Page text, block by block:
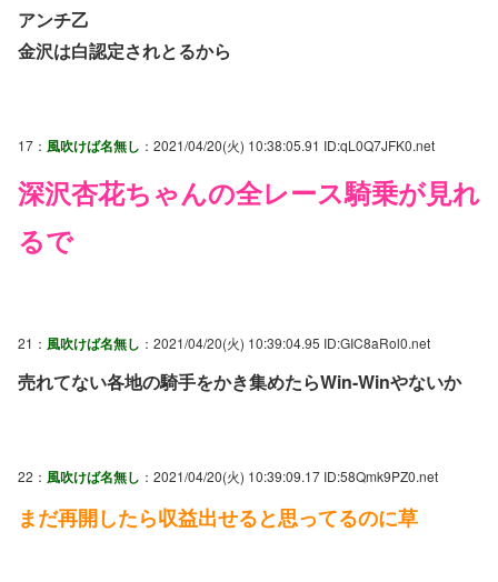
アンチ乙
金沢は白認定されとるから
17： 風吹けば名無し ：2021/04/20(火) 10:38:05.91 ID:qL0Q7JFK0.net
深沢杏花ちゃんの全レース騎乗が見れ
るで
21： 風吹けば名無し ：2021/04/20(火) 10:39:04.95 ID:GIC8aRol0.net
売れてない各地の騎手をかき集めたらWin-Winやないか
22： 風吹けば名無し ：2021/04/20(火) 10:39:09.17 ID:58Qmk9PZ0.net
まだ再開したら収益出せると思ってるのに草